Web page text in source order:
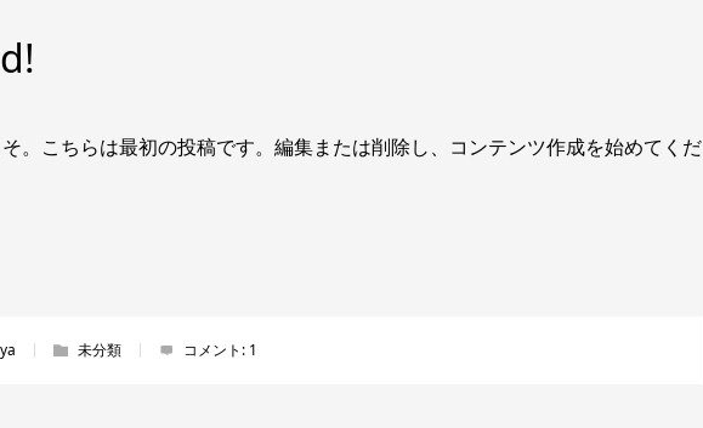
。こちらは最初の投稿です。編集または削除し、コンテンツ作成を始めてくだ
未分類 コメント: 1